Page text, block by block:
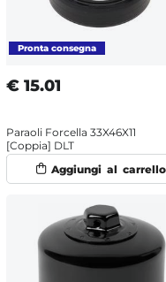
€ 15.01
Paraoli Forcella 33X46X11
[Coppia] DLT